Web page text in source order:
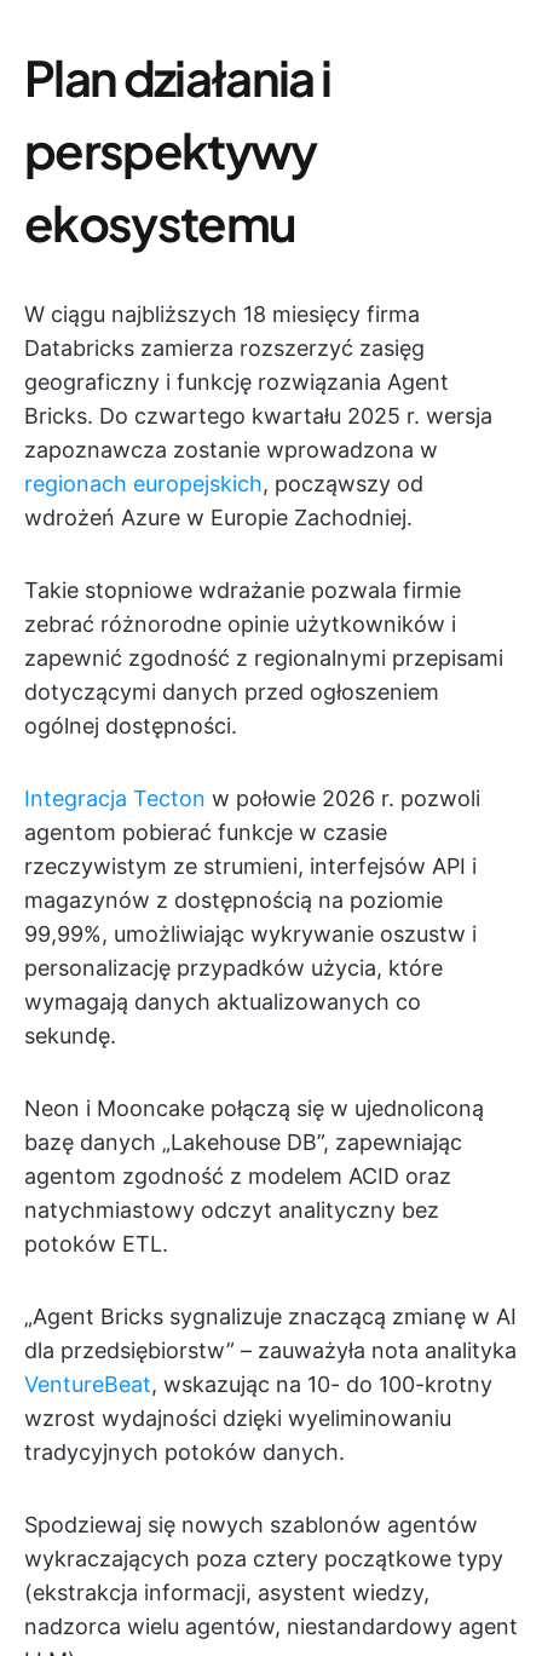
Plan działania i
perspektywy
ekosystemu
W ciągu najbliższych 18 miesięcy firma
Databricks zamierza rozszerzyć zasięg
geograficzny i funkcję rozwiązania Agent
Bricks. Do czwartego kwartału 2025 r. wersja
zapoznawcza zostanie wprowadzona w
regionach europejskich, począwszy od
wdrożeń Azure w Europie Zachodniej.
Takie stopniowe wdrażanie pozwala firmie
zebrać różnorodne opinie użytkowników i
zapewnić zgodność z regionalnymi przepisami
dotyczącymi danych przed ogłoszeniem
ogólnej dostępności.
Integracja Tecton w połowie 2026 r. pozwoli
agentom pobierać funkcje w czasie
rzeczywistym ze strumieni, interfejsów API i
magazynów z dostępnością na poziomie
99,99%, umożliwiając wykrywanie oszustw i
personalizację przypadków użycia, które
wymagają danych aktualizowanych co
sekundę.
Neon i Mooncake połączą się w ujednoliconą
bazę danych „Lakehouse DB”, zapewniając
agentom zgodność z modelem ACID oraz
natychmiastowy odczyt analityczny bez
potoków ETL.
„Agent Bricks sygnalizuje znaczącą zmianę w AI
dla przedsiębiorstw” – zauważyła nota analityka
VentureBeat, wskazując na 10- do 100-krotny
wzrost wydajności dzięki wyeliminowaniu
tradycyjnych potoków danych.
Spodziewaj się nowych szablonów agentów
wykraczających poza cztery początkowe typy
(ekstrakcja informacji, asystent wiedzy,
nadzorca wielu agentów, niestandardowy agent